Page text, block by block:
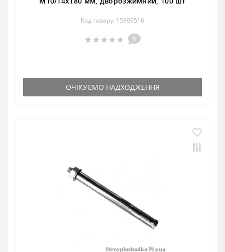
Код товару: 15909516
0
ОЧІКУЄМО НАДХОДЖЕННЯ